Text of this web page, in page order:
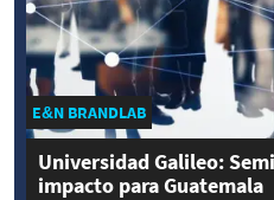
E&N BRANDLAB
Universidad Galileo:
impacto para Guatemala